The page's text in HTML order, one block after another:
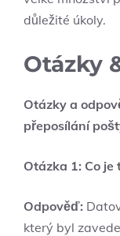
důležité úkoly.
Otázky
Otázky a
přeposílání
Otázka 1: Co
Odpověď:
který byl